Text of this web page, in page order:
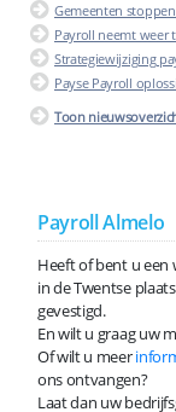
Gemeenten
Payroll neemt weer
Strategiewijziging
Payse Payroll
Toon
Payroll Almelo
Heeft of bent u een
in de Twentse
gevestigd.
En wilt u graag uw
Of wilt u meer
ons ontvangen?
Laat dan uw